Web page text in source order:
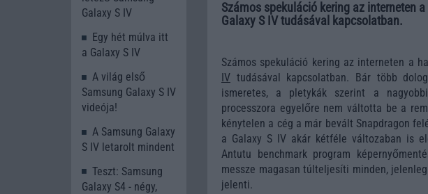
Számos spekuláció kering az interneten
Galaxy S IV tudásával kapcsolatban.
Számos spekuláció kering az interneten a
IV tudásával kapcsolatban. Bár több
ismeretes, a pletykák szerint a
processzora egyelőre nem váltotta be a
kénytelen a cég a már bevált Snapdragon
a Galaxy S IV akár kétféle változaban is
Antutu benchmark program
messze magasan túlteljesíti minden,
jelenti.
Galaxy S IV
Egy hét múlva itt
a Galaxy S IV
A világ első
Samsung Galaxy S IV
videója!
A Samsung Galaxy
S IV letarolt mindent
Teszt: Samsung
Galaxy S4 - négy,